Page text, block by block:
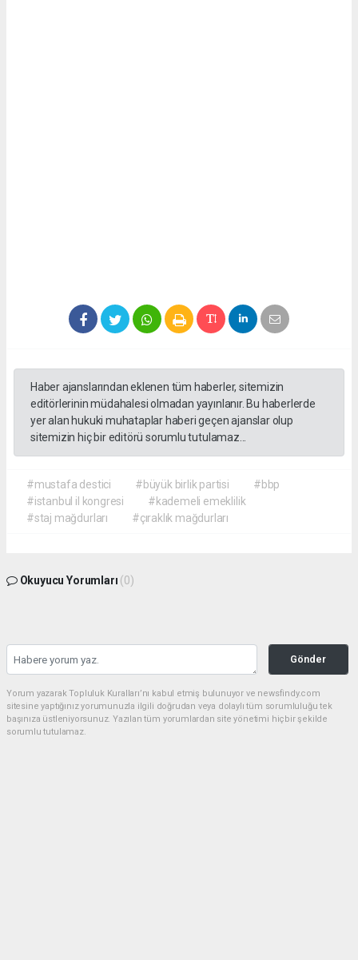
Haber ajanslarından eklenen tüm haberler, sitemizin
editörlerinin müdahalesi olmadan yayınlanır. Bu haberlerde
yer alan hukuki muhataplar haberi geçen ajanslar olup
sitemizin hiç bir editörü sorumlu tutulamaz...
#mustafa destici #büyük birlik partisi
#bbp
#istanbul il kongresi
#kademeli emeklilik
#staj mağdurları
#çıraklık mağdurları
Okuyucu Yorumları (0)
Gönder
Yorum yazarak Topluluk Kuralları’nı kabul etmiş bulunuyor ve newsfindy.com
sitesine yaptığınız yorumunuzla ilgili doğrudan veya dolaylı tüm sorumluluğu tek
başınıza üstleniyorsunuz. Yazılan tüm yorumlardan site yönetimi hiçbir şekilde
sorumlu tutulamaz.